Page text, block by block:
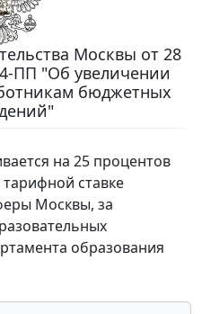
Москвы от 28
ПП "Об увеличении
бюджетных
на 25 процентов
ставке
Москвы, за
образования